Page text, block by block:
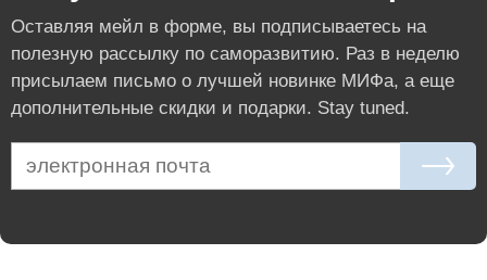
Оставляя мейл в форме, вы подписываетесь на
полезную рассылку по саморазвитию. Раз в неделю
присылаем письмо о лучшей новинке МИФа, а еще
дополнительные скидки и подарки. Stay tuned.